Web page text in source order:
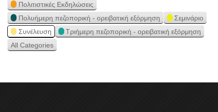
Πολιτιστικές Εκδηλώσεις
Πολυήμερη πεζοπορική - ορειβατική εξόρμηση
Σεμινάριο
Συνέλευση
Τριήμερη πεζοπορική - ορειβατική εξόρμηση
All Categories